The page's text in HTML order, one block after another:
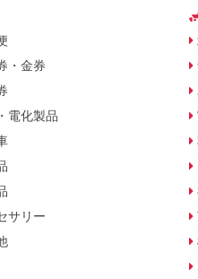
・金券
電化製品
サリー